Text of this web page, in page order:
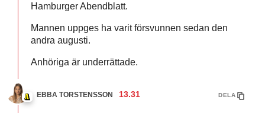
Hamburger Abendblatt.
Mannen uppges ha varit försvunnen sedan den
andra augusti.
Anhöriga är underrättade.
EBBA TORSTENSSON 13.31 DELA